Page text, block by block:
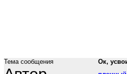
Тема сообщения Ок,